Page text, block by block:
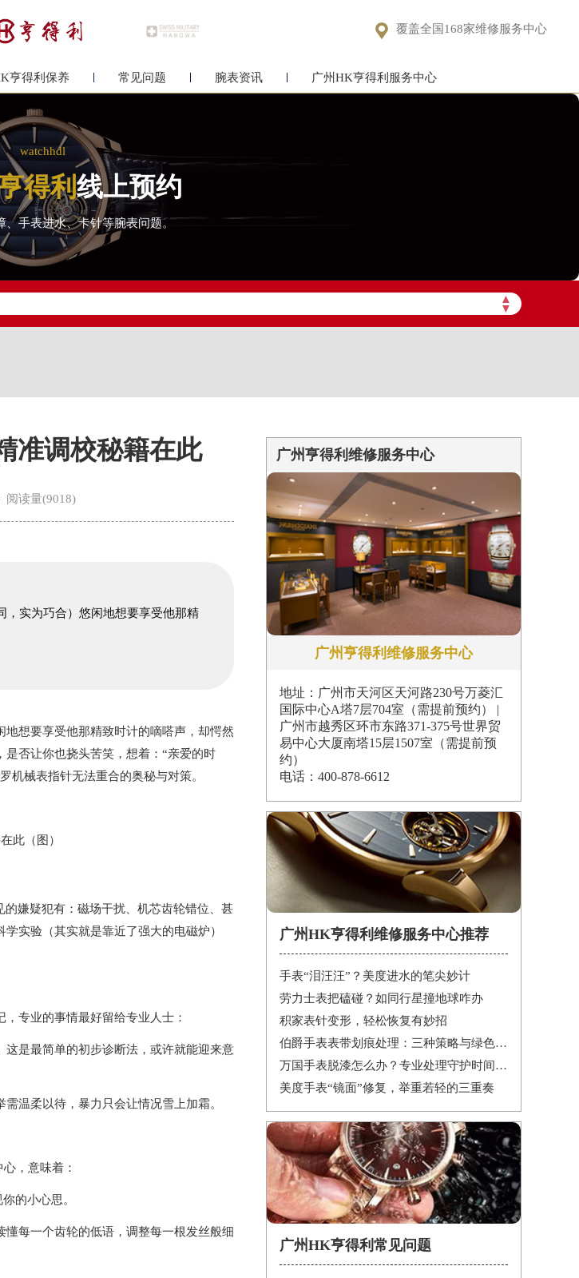
 覆盖全国168家维修服务中心
亨得利保养 常见问题 腕表资讯 广州HK亨得利服务中心
watchhdl
得利线上预约
、手表进水、卡针等腕表问题。
▲
▼
室（需提前预约）
准调校秘籍在此
阅读量(9018)
，实为巧合）悠闲地想要享受他那精
想要享受他那精致时计的嘀嗒声，却愕然
否让你也挠头苦笑，想着：“亲爱的时
机械表指针无法重合的奥秘与对策。
嫌疑犯有：磁场干扰、机芯齿轮错位、甚
实验（其实就是靠近了强大的电磁炉）
专业的事情最好留给专业人士：
是最简单的初步诊断法，或许就能迎来意
温柔以待，暴力只会让情况雪上加霜。
，意味着：
的小心思。
每一个齿轮的低语，调整每一根发丝般细
广州亨得利维修服务中心
广州亨得利维修服务中心
地址：广州市天河区天河路230号万菱汇
国际中心A塔7层704室（需提前预约） |
广州市越秀区环市东路371-375号世界贸
易中心大厦南塔15层1507室（需提前预
约）
电话：400-878-6612
广州HK亨得利维修服务中心推荐
手表“泪汪汪”？美度进水的笔尖妙计
劳力士表把磕碰？如同行星撞地球咋办
积家表针变形，轻松恢复有妙招
伯爵手表表带划痕处理：三种策略与绿色陪伴
万国手表脱漆怎么办？专业处理守护时间之美
美度手表“镜面”修复，举重若轻的三重奏
广州HK亨得利常见问题